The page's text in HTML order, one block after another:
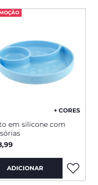
+ CORES
em silicone com
ADICIONAR